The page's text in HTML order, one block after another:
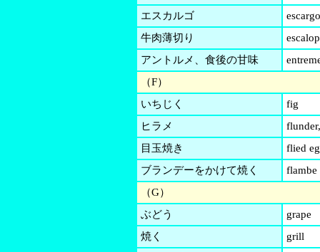
エスカルゴ
牛肉薄切り
アントルメ、食後の甘味
（F）
いちじく
fig
ヒラメ
目玉焼き
flied
ブランデーをかけて焼く
flambe
（G）
ぶどう
grape
焼く
grill